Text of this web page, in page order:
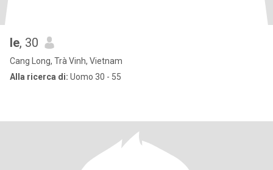
le, 30
Cang Long, Trà Vinh, Vietnam
Alla ricerca di: Uomo 30 - 55